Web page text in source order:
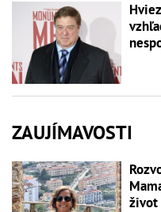
ZAUJÍMAVOSTI
život